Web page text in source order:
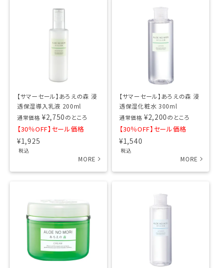
【サマーセール】あろえの森 浸
透保湿導入乳液 200ml
通常価格 ¥2,750のところ
【30％OFF】セール価格
¥1,925
税込
【サマーセール】あろえの森 浸
透保湿化粧水 300ml
通常価格 ¥2,200のところ
【30％OFF】セール価格
¥1,540
税込